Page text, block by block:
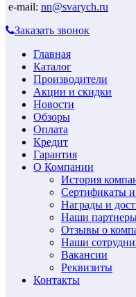
e-mail: nn@svarych.ru
Заказать звонок
Главная
Каталог
Производители
Акции и скидки
Новости
Обзоры
Оплата
Кредит
Гарантия
О Компании
История
Сертификаты
Награды и
Наши
Отзывы о
Наши
Вакансии
Реквизиты
Контакты